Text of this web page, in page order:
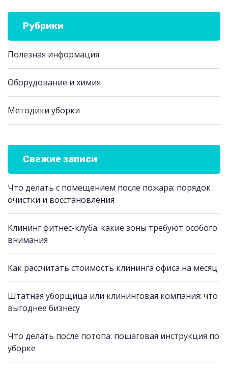
Рубрики
Полезная информация
Оборудование и химия
Методики уборки
Свежие записи
Что делать с помещением после пожара: порядок
очистки и восстановления
Клининг фитнес-клуба: какие зоны требуют особого
внимания
Как рассчитать стоимость клининга офиса на месяц
Штатная уборщица или клининговая компания: что
выгоднее бизнесу
Что делать после потопа: пошаговая инструкция по
уборке